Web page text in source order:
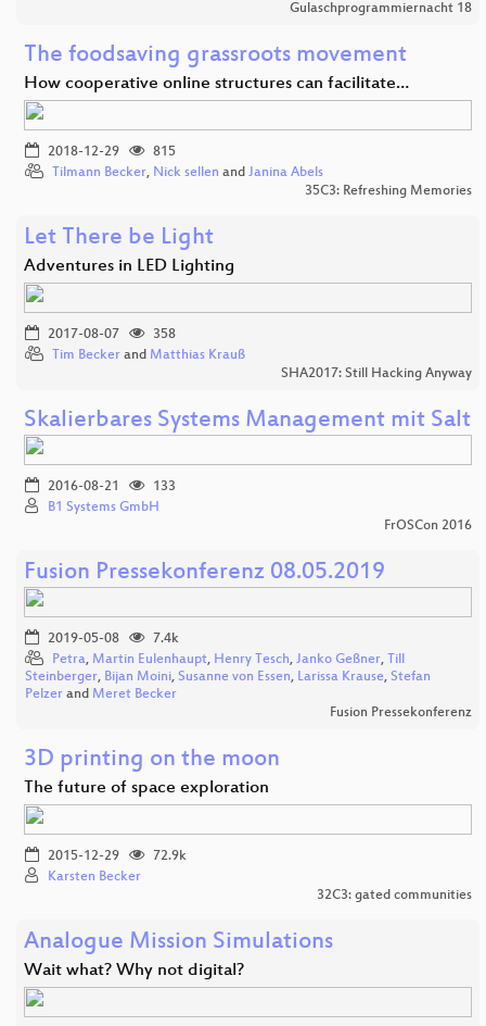
Gulaschprogrammiernacht 18
The foodsaving grassroots movement
How cooperative online structures can facilitate…
2018-12-29
815
Tilmann Becker, Nick sellen and Janina Abels
35C3: Refreshing Memories
Let There be Light
Adventures in LED Lighting
2017-08-07
358
Tim Becker and Matthias Krauß
SHA2017: Still Hacking Anyway
Skalierbares Systems Management mit Salt
2016-08-21
133
B1 Systems GmbH
FrOSCon 2016
Fusion Pressekonferenz 08.05.2019
2019-05-08
7.4k
Petra, Martin Eulenhaupt, Henry Tesch, Janko Geßner, Till
Steinberger, Bijan Moini, Susanne von Essen, Larissa Krause, Stefan
Pelzer and Meret Becker
Fusion Pressekonferenz
3D printing on the moon
The future of space exploration
2015-12-29
72.9k
Karsten Becker
32C3: gated communities
Analogue Mission Simulations
Wait what? Why not digital?